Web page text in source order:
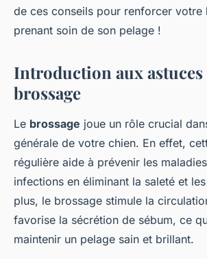
de ces conseils pour renforcer votre
prenant soin de son pelage !
Introduction aux astuces
brossage
Le brossage joue un rôle crucial
générale de votre chien. En effet,
régulière aide à prévenir les
infections en éliminant la saleté et
plus, le brossage stimule la
favorise la sécrétion de sébum, ce
maintenir un pelage sain et brillant.